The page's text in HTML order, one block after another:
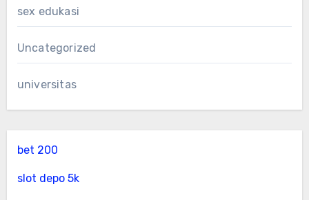
sex edukasi
Uncategorized
universitas
bet 200
slot depo 5k